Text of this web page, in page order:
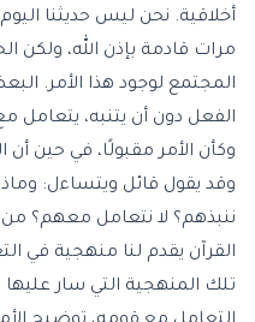
أخلاقية. نحن ليس حديثنا
مرات قادمة بإذن الله، ولكن
المجتمع لوجود هذا الأمر.
الفعل دون أن يتنبه، يتعامل
وكأن الأمر مقبولًا، في حين
وقد يقول قائل ويتساءل:
ننبذهم؟ لا نتعامل معهم؟ من
القرآن يقدم لنا منهجية في
تلك المنهجية التي سار